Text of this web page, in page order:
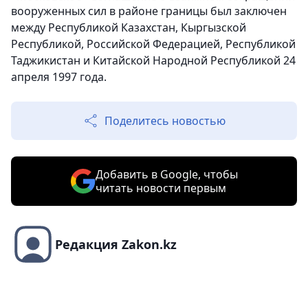
вооруженных сил в районе границы был заключен
между Республикой Казахстан, Кыргызской
Республикой, Российской Федерацией, Республикой
Таджикистан и Китайской Народной Республикой 24
апреля 1997 года.
Поделитесь новостью
Добавить в Google, чтобы
читать новости первым
Редакция Zakon.kz